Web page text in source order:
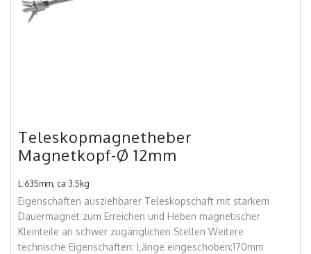
Teleskopmagnetheber
Magnetkopf-Ø 12mm
L:635mm, ca 3.5kg
Eigenschaften ausziehbarer Teleskopschaft mit starkem
Dauermagnet zum Erreichen und Heben magnetischer
Kleinteile an schwer zugänglichen Stellen Weitere
technische Eigenschaften: Länge eingeschoben:170mm